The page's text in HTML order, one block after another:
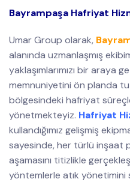
Bayrampaşa Hafriyat
Umar Group olarak,
alanında uzmanlaşmış
yaklaşımlarımızı bir araya
memnuniyetini ön planda
bölgesindeki hafriyat
yönetmekteyiz. Hafriyat
kullandığımız gelişmiş
sayesinde, her türlü inşaat
aşamasını titizlikle
yöntemlerle atık yönetimini